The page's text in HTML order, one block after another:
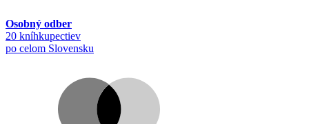
Osobný odber
20 kníhkupectiev
po celom Slovensku